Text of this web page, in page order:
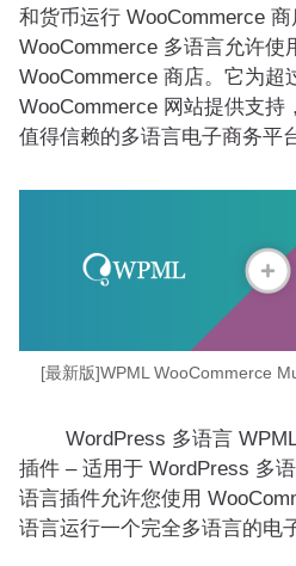
和货币运行 WooCommerce 商
WooCommerce 多语言允许使
WooCommerce 商店。它为超
WooCommerce 网站提供支持
值得信赖的多语言电子商务平
[最新版]WPML WooCommerce
WordPress 多语言 WPML
插件 – 适用于 WordPress 多
语言插件允许您使用
语言运行一个完全多语言的电